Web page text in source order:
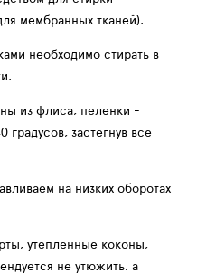
мембранных тканей).
необходимо стирать в
из флиса, пеленки -
градусов, застегнув все
на низких оборотах
утепленные коконы,
не утюжить, а